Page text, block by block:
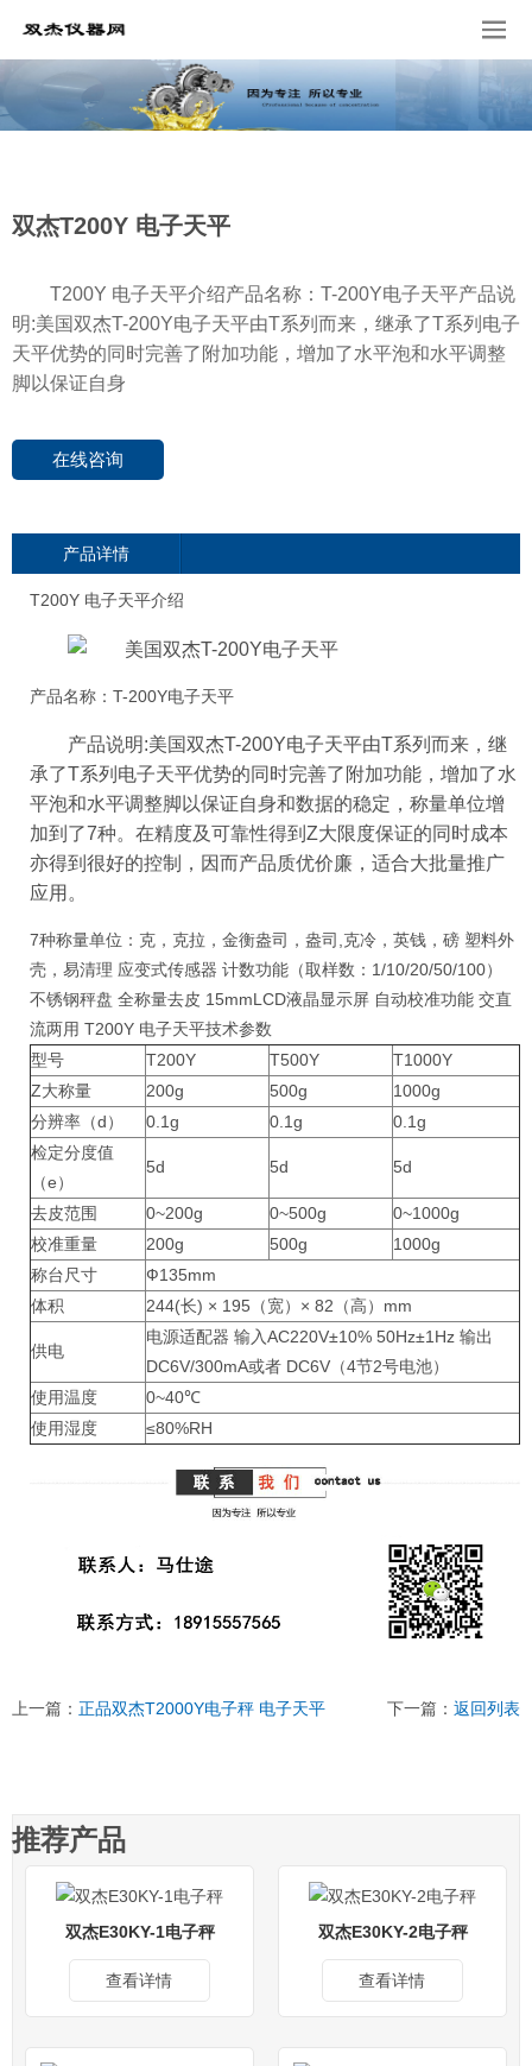
双杰T200Y 电子天平
T200Y 电子天平介绍产品名称：T-200Y电子天平产品说
明:美国双杰T-200Y电子天平由T系列而来，继承了T系列电子
天平优势的同时完善了附加功能，增加了水平泡和水平调整
脚以保证自身
在线咨询
产品详情
T200Y 电子天平介绍
产品名称：T-200Y电子天平
产品说明:美国双杰T-200Y电子天平由T系列而来，继
承了T系列电子天平优势的同时完善了附加功能，增加了水
平泡和水平调整脚以保证自身和数据的稳定，称量单位增
加到了7种。在精度及可靠性得到Z大限度保证的同时成本
亦得到很好的控制，因而产品质优价廉，适合大批量推广
应用。
7种称量单位：克，克拉，金衡盎司，盎司,克冷，英钱，磅 塑料外
壳，易清理 应变式传感器 计数功能（取样数：1/10/20/50/100）
不锈钢秤盘 全称量去皮 15mmLCD液晶显示屏 自动校准功能 交直
流两用 T200Y 电子天平技术参数
型号
T200Y T500Y
T1000Y
Z大称量
200g 500g
1000g
分辨率（d）
0.1g 0.1g
0.1g
检定分度值
（e）
5d 5d 5d
去皮范围 0~200g 0~500g
0~1000g
校准重量
200g 500g
1000g
称台尺寸
Ф135mm
体积
244(长) × 195（宽）× 82（高）mm
供电
电源适配器 输入AC220V±10% 50Hz±1Hz 输出
DC6V/300mA或者 DC6V（4节2号电池）
使用温度
0~40℃
使用湿度
≤80%RH
上一篇： 正品双杰T2000Y电子秤 电子天平 下一篇： 返回列表
推荐产品
双杰E30KY-1电子秤
查看详情
双杰E30KY-2电子秤
查看详情